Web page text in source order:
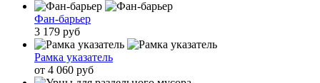
Фан-барьер
3 179 руб
Рамка указатель
от 4 060 руб